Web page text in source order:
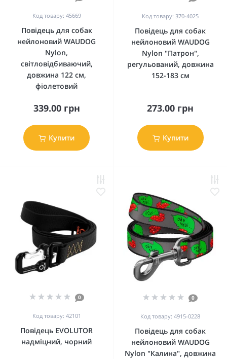
Код товару: 45669
Повідець для собак
нейлоновий WAUDOG
Nylon,
світловідбиваючий,
довжина 122 см,
фіолетовий
339.00 грн
Купити
Код товару: 370-4025
Повідець для собак
нейлоновий WAUDOG
Nylon "Патрон",
регульований, довжина
152-183 см
273.00 грн
Купити
0
Код товару: 42101
Повідець EVOLUTOR
надміцний, чорний
0
Код товару: 4915-0228
Повідець для собак
нейлоновий WAUDOG
Nylon "Калина", довжина